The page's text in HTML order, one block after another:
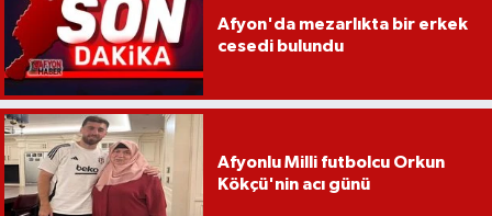
Afyon'da mezarlıkta bir erkek
cesedi bulundu
Afyonlu Milli futbolcu Orkun
Kökçü'nin acı günü